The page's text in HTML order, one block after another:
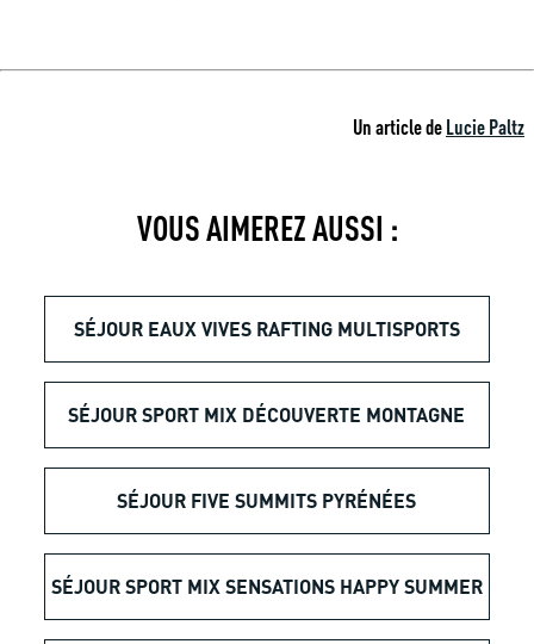
Un article deLucie Paltz
VOUS AIMEREZ AUSSI :
SÉJOUR EAUX VIVES RAFTING MULTISPORTS
SÉJOUR SPORT MIX DÉCOUVERTE MONTAGNE
SÉJOUR FIVE SUMMITS PYRÉNÉES
SÉJOUR SPORT MIX SENSATIONS HAPPY SUMMER